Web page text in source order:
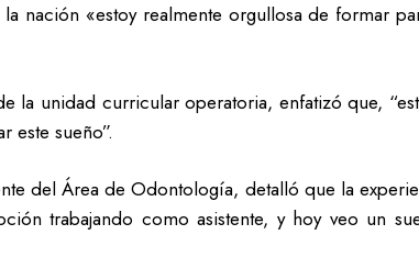
nación «estoy realmente orgullosa de formar
la unidad curricular operatoria, enfatizó que,
este sueño”.
del Área de Odontología, detalló que la
trabajando como asistente, y hoy veo un